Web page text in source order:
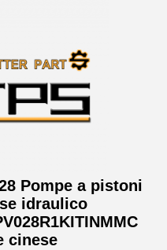
Pompe a pistoni
idraulico
cinese